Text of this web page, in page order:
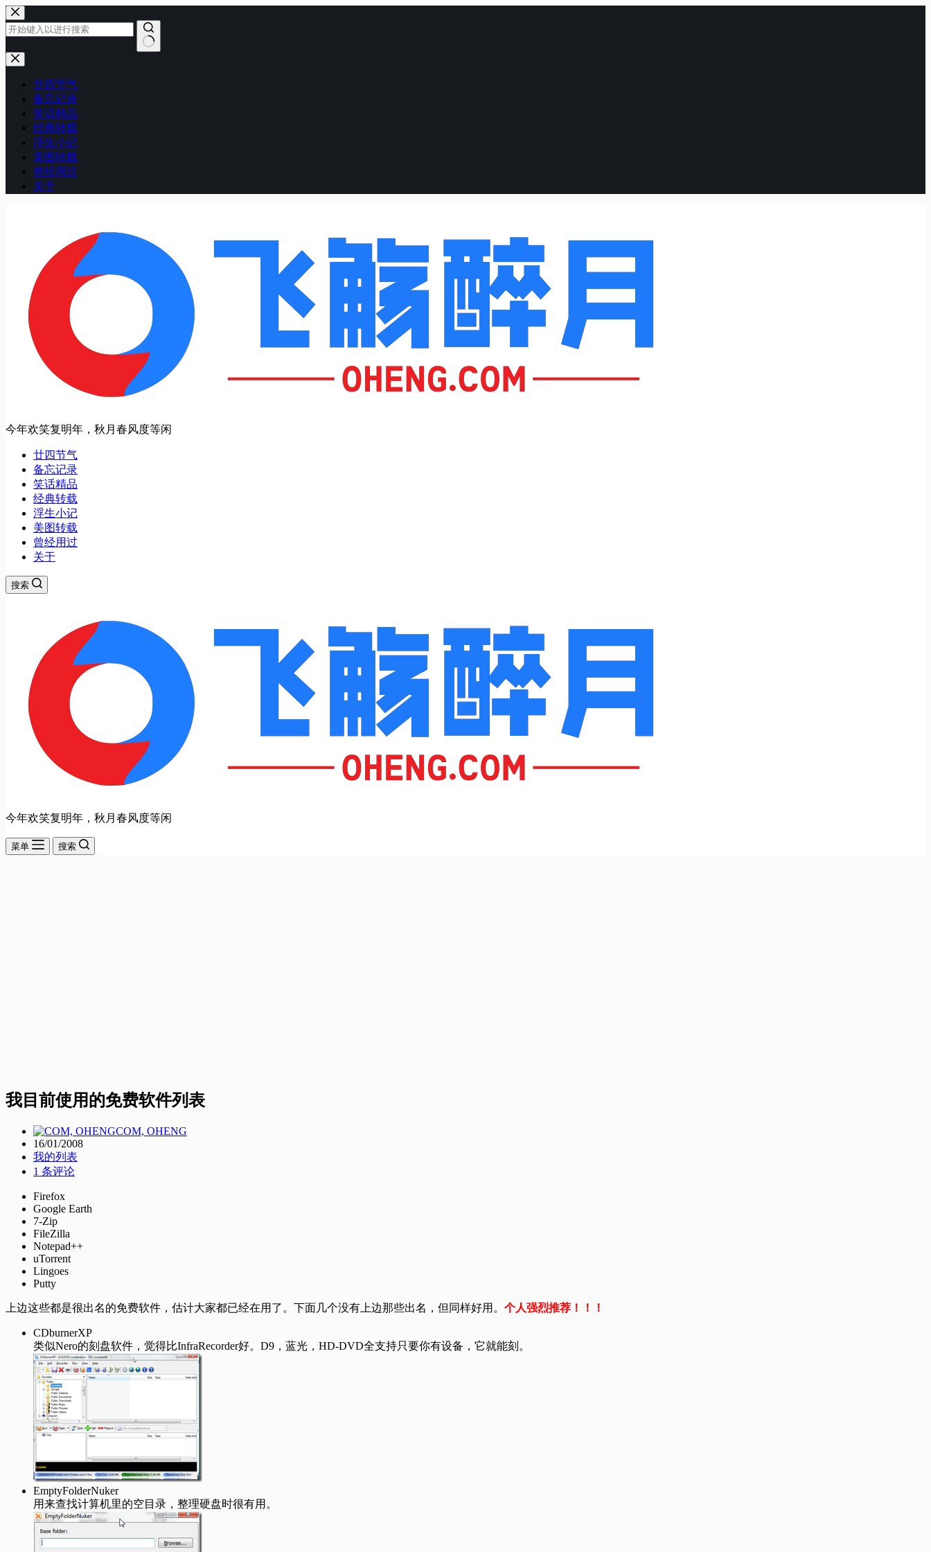
跳
至
内
容
无
廿四节气
备忘记录
笑话精品
经典转载
浮生小记
美图转载
曾经用过
关于
今年欢笑复明年，秋月春风度等闲
廿四节气
备忘记录
笑话精品
经典转载
浮生小记
美图转载
曾经用过
关于
搜索
今年欢笑复明年，秋月春风度等闲
菜单 搜索
我目前使用的免费软件列表
COM, OHENG
16/01/2008
我的列表
1 条评论
Firefox
Google Earth
7-Zip
FileZilla
Notepad++
uTorrent
Lingoes
Putty
上边这些都是很出名的免费软件，估计大家都已经在用了。下面几个没有上边那些出名，但同样好用。 个人强烈推荐！！！
CDburnerXP
类似Nero的刻盘软件，觉得比InfraRecorder好。D9，蓝光，HD-DVD全支持只要你有设备，它就能刻。
EmptyFolderNuker
用来查找计算机里的空目录，整理硬盘时很有用。